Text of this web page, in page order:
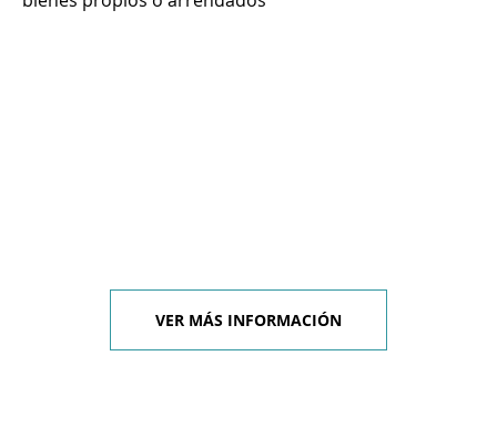
VER MÁS INFORMACIÓN